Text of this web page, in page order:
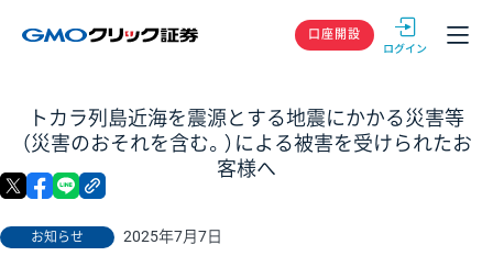
GMOクリック
口座開設
トカラ列島近海を震源とする地震にかかる災害等
（災害のおそれを含む。）による被害を受けられたお
客様へ
お知らせ 2025年7月7日
X facebook